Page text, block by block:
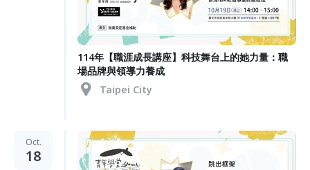
114年【職涯成長講座】科技舞台上的她力量：職
場品牌與領導力養成
Taipei City
Oct.
18